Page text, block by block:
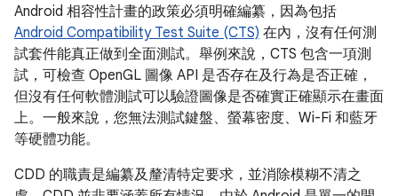
Android 相容性計畫的政策必須明確編纂，因為包括
Android Compatibility Test Suite (CTS) 在內，沒有任何測
試套件能真正做到全面測試。舉例來說，CTS 包含一項測
試，可檢查 OpenGL 圖像 API 是否存在及行為是否正確，
但沒有任何軟體測試可以驗證圖像是否確實正確顯示在畫面
上。一般來說，您無法測試鍵盤、螢幕密度、Wi-Fi 和藍牙
等硬體功能。
CDD 的職責是編纂及釐清特定要求，並消除模糊不清之